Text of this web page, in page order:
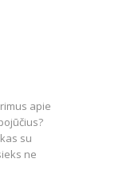
apie
su
ne